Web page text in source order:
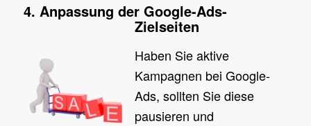
4. Anpassung der Google-Ads-
Zielseiten
Haben Sie aktive
Kampagnen bei Google-
Ads, sollten Sie diese
pausieren und